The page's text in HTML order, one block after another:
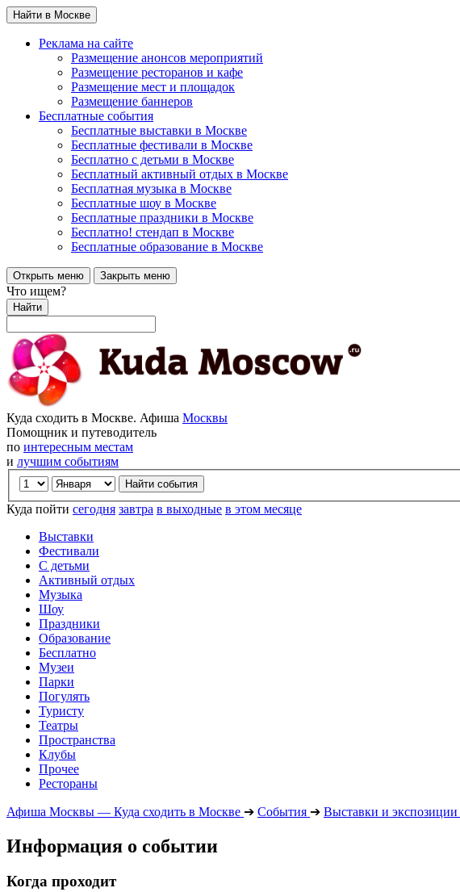
Найти в Москве
Реклама на сайте
Размещение анонсов мероприятий
Размещение ресторанов и кафе
Размещение мест и площадок
Размещение баннеров
Бесплатные события
Бесплатные выставки в Москве
Бесплатные фестивали в Москве
Бесплатно с детьми в Москве
Бесплатный активный отдых в Москве
Бесплатная музыка в Москве
Бесплатные шоу в Москве
Бесплатные праздники в Москве
Бесплатно! стендап в Москве
Бесплатные образование в Москве
Открыть меню Закрыть меню
Что ищем?
Найти
Куда сходить в Москве. Афиша Москвы
Помощник и путеводитель
по интересным местам
и лучшим событиям
Куда пойти сегодня завтра в выходные в этом месяце
Выставки
Фестивали
С детьми
Активный отдых
Музыка
Шоу
Праздники
Образование
Бесплатно
Музеи
Парки
Погулять
Туристу
Театры
Пространства
Клубы
Прочее
Рестораны
Афиша Москвы — Куда сходить в Москве ➔ События ➔ Выставки и экспозиции
Информация о событии
Когда проходит